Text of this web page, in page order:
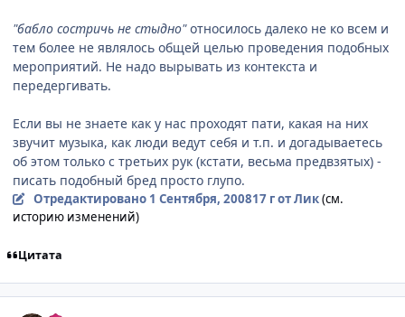
"бабло состричь не стыдно"относилось далеко не ко всем и
тем более не являлось общей целью проведения подобных
мероприятий. Не надо вырывать из контекста и
передергивать.
Если вы не знаете как у нас проходят пати, какая на них
звучит музыка, как люди ведут себя и т.п. и догадываетесь
об этом только с третьих рук (кстати, весьма предвзятых) -
писать подобный бред просто глупо.
Отредактировано 1 Сентября, 200817 гот Лик(см.
историю изменений)
Цитата